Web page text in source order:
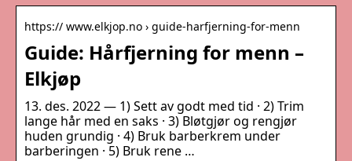
https:// www.elkjop.no › guide-harfjerning-for-menn
Guide: Hårfjerning for menn –
Elkjøp
13. des. 2022 — 1) Sett av godt med tid · 2) Trim
lange hår med en saks · 3) Bløtgjør og rengjør
huden grundig · 4) Bruk barberkrem under
barberingen · 5) Bruk rene …